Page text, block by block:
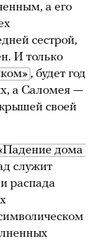
а его
сестрой,
И только
, будет год
а Саломея —
своей
дома
служит
распада